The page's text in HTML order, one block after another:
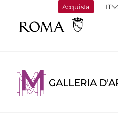
Acquista
GALLERIA